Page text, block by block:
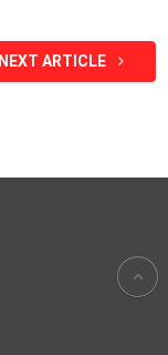
NEXT ARTICLE